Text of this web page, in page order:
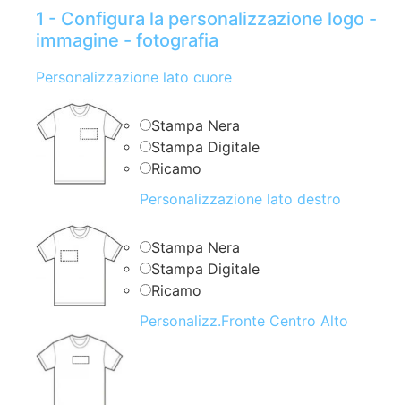
1 - Configura la personalizzazione logo -
immagine - fotografia
Personalizzazione lato cuore
Stampa Nera
Stampa Digitale
Ricamo
Personalizzazione lato destro
Stampa Nera
Stampa Digitale
Ricamo
Personalizz.Fronte Centro Alto